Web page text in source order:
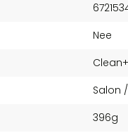
Nee
Salon
396g